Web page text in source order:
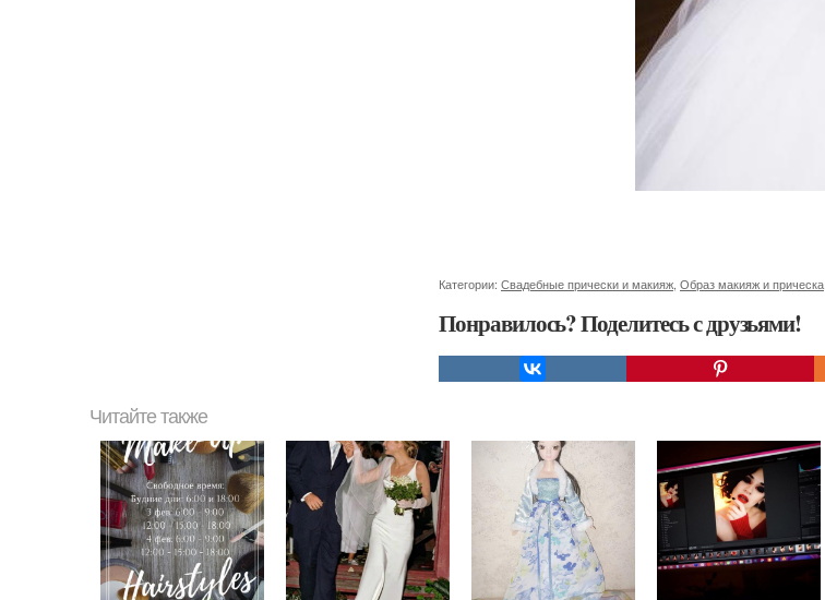
Категории: Свадебные прически и макияж Образ макияж и прическа
Понравилось? Поделитесь с друзьями!
Читайте также